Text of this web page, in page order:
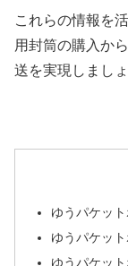
これらの情報を
用封筒の購入か
送を実現しましょ
ゆうパケッ
ゆうパケッ
ゆうパケッ